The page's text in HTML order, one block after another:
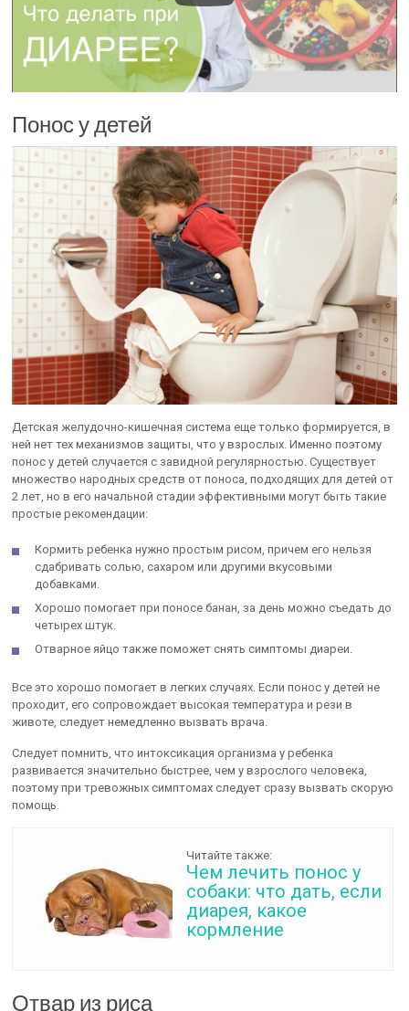
Понос у детей
Детская желудочно-кишечная система еще только формируется, в
ней нет тех механизмов защиты, что у взрослых. Именно поэтому
понос у детей случается с завидной регулярностью. Существует
множество народных средств от поноса, подходящих для детей от
2 лет, но в его начальной стадии эффективными могут быть такие
простые рекомендации:
Кормить ребенка нужно простым рисом, причем его нельзя
сдабривать солью, сахаром или другими вкусовыми
добавками.
Хорошо помогает при поносе банан, за день можно съедать до
четырех штук.
Отварное яйцо также поможет снять симптомы диареи.
Все это хорошо помогает в легких случаях. Если понос у детей не
проходит, его сопровождает высокая температура и рези в
животе, следует немедленно вызвать врача.
Следует помнить, что интоксикация организма у ребенка
развивается значительно быстрее, чем у взрослого человека,
поэтому при тревожных симптомах следует сразу вызвать скорую
помощь.
Читайте также:
Чем лечить понос у
собаки: что дать, если
диарея, какое
кормление
Отвар из риса